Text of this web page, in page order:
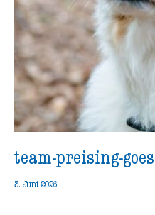
team-preising-
3. Juni 2026